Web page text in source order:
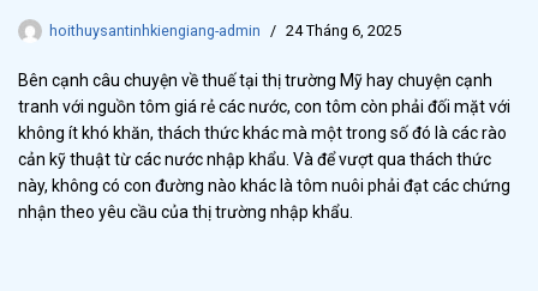
hoithuysantinhkiengiang-admin 24 Tháng 6, 2025
Bên cạnh câu chuyện về thuế tại thị trường Mỹ hay chuyện cạnh
tranh với nguồn tôm giá rẻ các nước, con tôm còn phải đối mặt với
không ít khó khăn, thách thức khác mà một trong số đó là các rào
cản kỹ thuật từ các nước nhập khẩu. Và để vượt qua thách thức
này, không có con đường nào khác là tôm nuôi phải đạt các chứng
nhận theo yêu cầu của thị trường nhập khẩu.